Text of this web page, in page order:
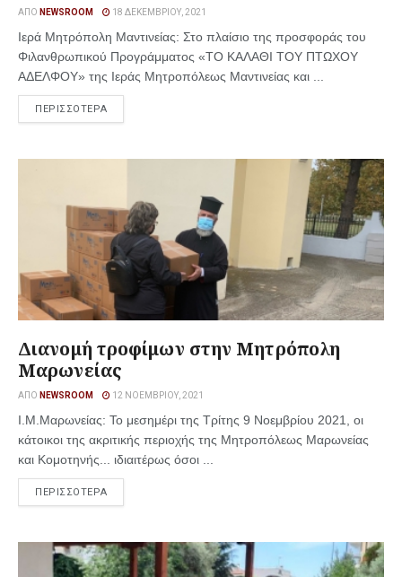
ΑΠΌ NEWSROOM 18 ΔΕΚΕΜΒΡΊΟΥ, 2021
Ιερά Μητρόπολη Μαντινείας: Στο πλαίσιο της προσφοράς του
Φιλανθρωπικού Προγράμματος «ΤΟ ΚΑΛΑΘΙ ΤΟΥ ΠΤΩΧΟΥ
ΑΔΕΛΦΟΥ» της Ιεράς Μητροπόλεως Μαντινείας και ...
ΠΕΡΙΣΣΟΤΕΡΑ
Διανομή τροφίμων στην Μητρόπολη
Μαρωνείας
ΑΠΌ NEWSROOM 12 ΝΟΕΜΒΡΊΟΥ, 2021
Ι.Μ.Μαρωνείας: Το μεσημέρι της Τρίτης 9 Νοεμβρίου 2021, οι
κάτοικοι της ακριτικής περιοχής της Μητροπόλεως Μαρωνείας
και Κομοτηνής... ιδιαιτέρως όσοι ...
ΠΕΡΙΣΣΟΤΕΡΑ